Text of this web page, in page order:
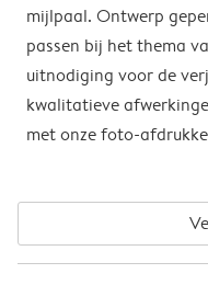
mijlpaal. Ontwerp
passen bij het thema
uitnodiging voor de
kwalitatieve
met onze foto-